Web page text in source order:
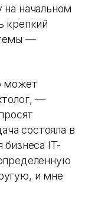
начальном
крепкий
—
может
—
состояла в
бизнеса IT-
и мне